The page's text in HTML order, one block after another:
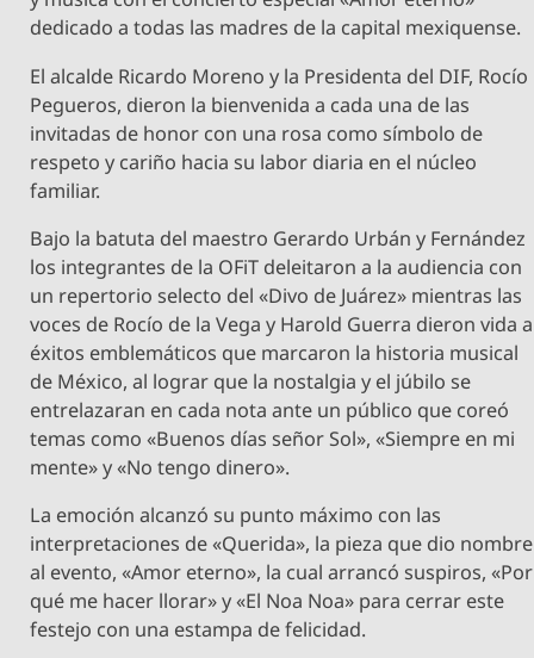
dedicado a todas las madres de la capital mexiquense.
El alcalde Ricardo Moreno y la Presidenta del DIF, Rocío
Pegueros, dieron la bienvenida a cada una de las
invitadas de honor con una rosa como símbolo de
respeto y cariño hacia su labor diaria en el núcleo
familiar.
Bajo la batuta del maestro Gerardo Urbán y Fernández
los integrantes de la OFiT deleitaron a la audiencia con
un repertorio selecto del «Divo de Juárez» mientras las
voces de Rocío de la Vega y Harold Guerra dieron vida a
éxitos emblemáticos que marcaron la historia musical
de México, al lograr que la nostalgia y el júbilo se
entrelazaran en cada nota ante un público que coreó
temas como «Buenos días señor Sol», «Siempre en mi
mente» y «No tengo dinero».
La emoción alcanzó su punto máximo con las
interpretaciones de «Querida», la pieza que dio nombre
al evento, «Amor eterno», la cual arrancó suspiros, «Por
qué me hacer llorar» y «El Noa Noa» para cerrar este
festejo con una estampa de felicidad.